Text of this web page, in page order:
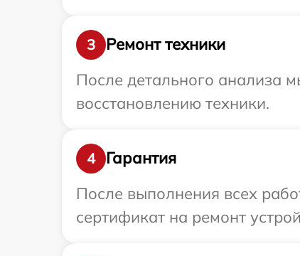
3
Ремонт техники
После детального анализа
восстановлению техники.
4
Гарантия
После выполнения всех
сертификат на ремонт